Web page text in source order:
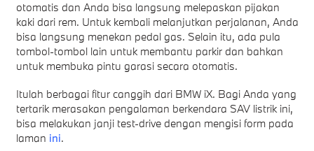
otomatis dan Anda bisa langsung melepaskan pijakan
kaki dari rem. Untuk kembali melanjutkan perjalanan, Anda
bisa langsung menekan pedal gas. Selain itu, ada pula
tombol-tombol lain untuk membantu parkir dan bahkan
untuk membuka pintu garasi secara otomatis.
Itulah berbagai fitur canggih dari BMW iX. Bagi Anda yang
tertarik merasakan pengalaman berkendara SAV listrik ini,
bisa melakukan janji test-drive dengan mengisi form pada
laman ini.